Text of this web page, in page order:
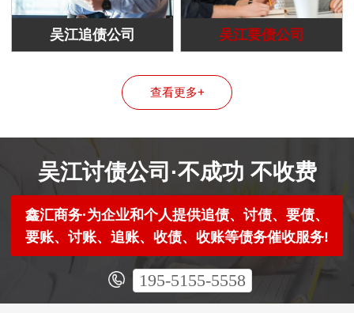
吴江追债公司 吴江要债公司
查看更多+
吴江讨债公司·不成功 不收费
鑫汇商务·为企业和个人提供追债、讨债、要债、
要账、讨账、追账、收债、收账等债务催收服务!
195-5155-5558